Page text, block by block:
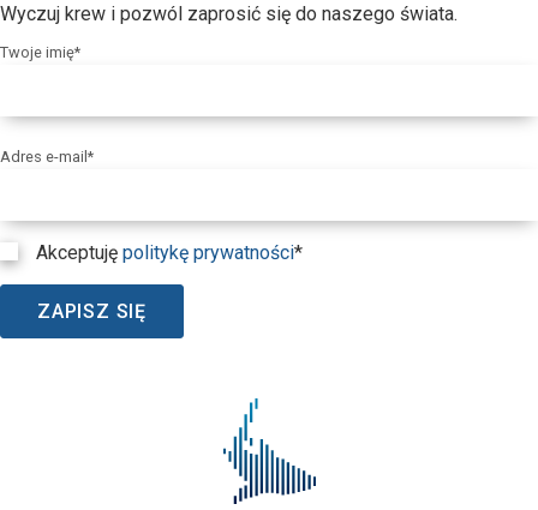
Wyczuj krew i pozwól zaprosić się do naszego świata.
Twoje imię*
Adres e-mail*
Akceptuję politykę prywatności*
ZAPISZ SIĘ